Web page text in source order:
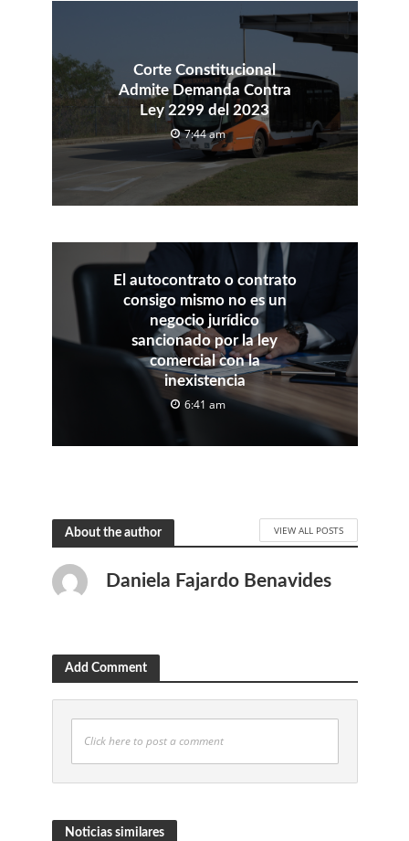
Corte Constitucional
Admite Demanda Contra
Ley 2299 del 2023
7:44 am
El autocontrato o contrato
consigo mismo no es un
negocio jurídico
sancionado por la ley
comercial con la
inexistencia
6:41 am
About the author VIEW ALL POSTS
Daniela Fajardo Benavides
Add Comment
Click here to post a comment
Noticias similares